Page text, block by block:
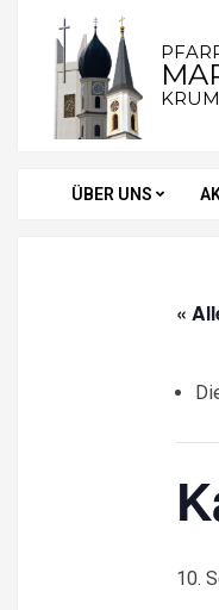
content
Secondary
ÜBER UNS
«
10.